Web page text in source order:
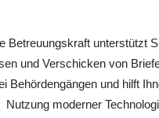
Betreuungskraft unterstützt
und Verschicken von
Behördengängen und hilft
Nutzung moderner